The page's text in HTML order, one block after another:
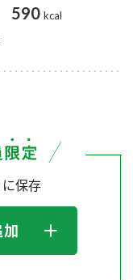
米飯用調味液
）
590 kcal
保存
加